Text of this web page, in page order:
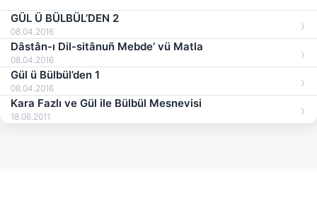
GÜL Ü BÜLBÜL’DEN 2
08.04.2016
Dâstân-ı Dil-sitânuñ Mebde’ vü Matla
08.04.2016
Gül ü Bülbül’den 1
08.04.2016
Kara Fazlı ve Gül ile Bülbül Mesnevisi
18.06.2011